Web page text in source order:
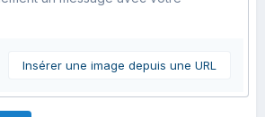
Insérer une image depuis une URL